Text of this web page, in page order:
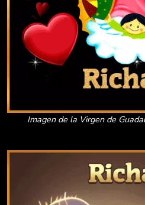
Imagen de la Virgen de